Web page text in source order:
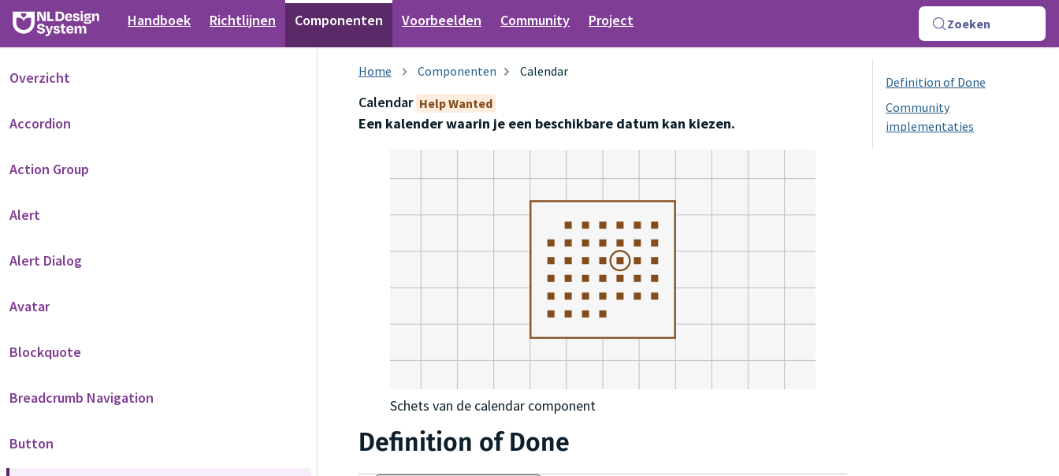
Handboek Richtlijnen Componenten Voorbeelden Community Project Zoeken
Overzicht
Accordion
Action Group
Alert
Alert Dialog
Avatar
Blockquote
Breadcrumb Navigation
Button
Componenten Calendar
Calendar Help Wanted
Een kalender waarin je een beschikbare datum kan kiezen.
Schets van de calendar component
Definition of Done
Definition of Done
Community
implementaties